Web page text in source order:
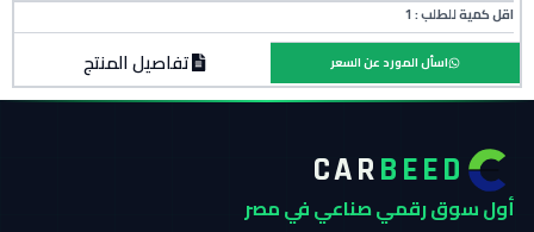
اقل كمية للطلب : 1
تفاصيل المنتج اسأل المورد عن السعر
CARBEED
أول سوق رقمي صناعي في مصر